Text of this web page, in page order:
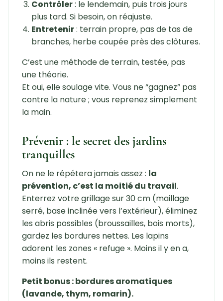
Contrôler: le lendemain, puis trois jours
plus tard. Si besoin, on réajuste.
Entretenir: terrain propre, pas de tas de
branches, herbe coupée près des clôtures.
C’est une méthode de terrain, testée, pas
une théorie.
Et oui, elle soulage vite. Vous ne “gagnez” pas
contre la nature ; vous reprenez simplement
la main.
Prévenir : le secret des jardins
tranquilles
On ne le répétera jamais assez : la
prévention, c’est la moitié du travail.
Enterrez votre grillage sur 30 cm (maillage
serré, base inclinée vers l’extérieur), éliminez
les abris possibles (broussailles, bois morts),
gardez les bordures nettes. Les lapins
adorent les zones « refuge ». Moins il y en a,
moins ils restent.
Petit bonus : bordures aromatiques
(lavande, thym, romarin).